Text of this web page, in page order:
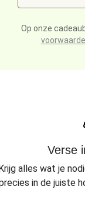
Op onze
Verse
alles wat je
in de juiste